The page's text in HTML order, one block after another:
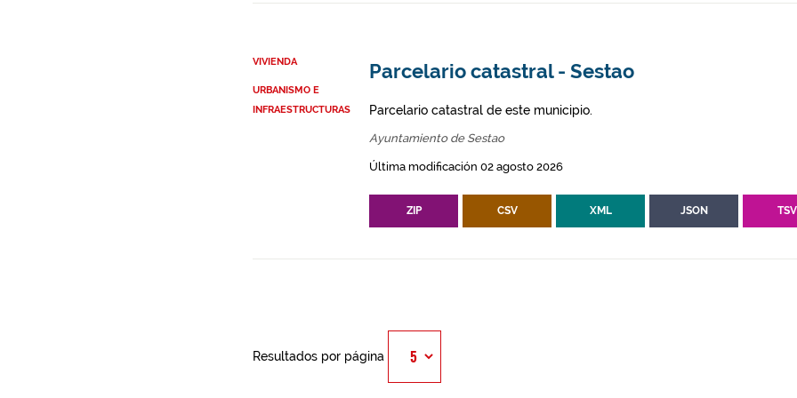
VIVIENDA
URBANISMO E
INFRAESTRUCTURAS
Parcelario catastral - Sestao
Parcelario catastral de este municipio.
Ayuntamiento de Sestao
Última modificación 02 agosto 2026
ZIP CSV XML JSON TSV
Resultados por página